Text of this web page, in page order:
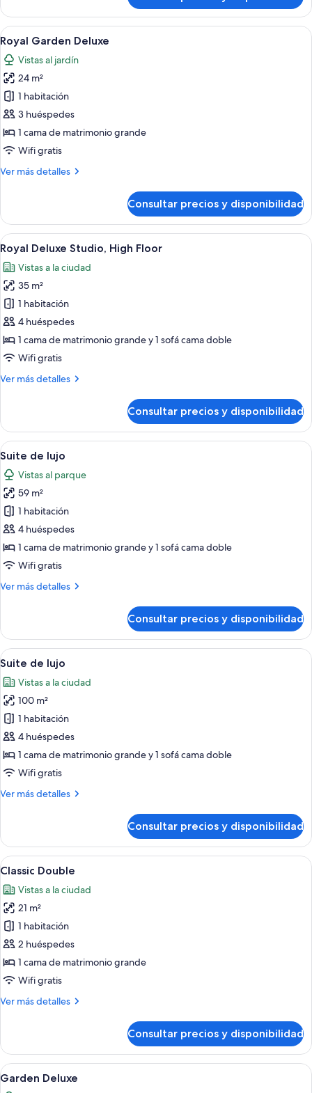
Deluxe
Double
Abrir
todas
las
fotos
de
Royal
Garden
Deluxe
Una habitación de hotel con dos
5
Royal Garden Deluxe
Vistas al jardín
24 m²
1 habitación
3 huéspedes
1 cama de matrimonio grande
Wifi gratis
Ver más detalles
Más
Garden
Deluxe
Consultar precios y disponibilidad
Abrir
todas
las
fotos
de
Royal
Deluxe
Studio,
Floor
Una habitación de hotel moderna
5
Royal Deluxe Studio, High Floor
Vistas a la ciudad
35 m²
1 habitación
4 huéspedes
1 cama de matrimonio grande y 1 sofá cama doble
Wifi gratis
Ver más detalles
Más
Deluxe
Studio,
High
Floor
Consultar precios y disponibilidad
Abrir
todas
las
fotos
de
Suite
de
lujo
Una habitación de hotel con cama,
6
Suite de lujo
Vistas al parque
59 m²
1 habitación
4 huéspedes
1 cama de matrimonio grande y 1 sofá cama doble
Wifi gratis
Ver más detalles
Más
de
lujo
Consultar precios y disponibilidad
Abrir
todas
las
fotos
de
Suite
de
lujo
Un dormitorio moderno con una
5
Suite de lujo
Vistas a la ciudad
100 m²
1 habitación
4 huéspedes
1 cama de matrimonio grande y 1 sofá cama doble
Wifi gratis
Ver más detalles
Más
de
lujo
Consultar precios y disponibilidad
Abrir
todas
las
fotos
de
Classic
Double
Una habitación de hotel con cama,
5
Classic Double
Vistas a la ciudad
21 m²
1 habitación
2 huéspedes
1 cama de matrimonio grande
Wifi gratis
Ver más detalles
Más
Double
Consultar precios y disponibilidad
Abrir
todas
Una habitación de hotel moderna
5
Garden Deluxe